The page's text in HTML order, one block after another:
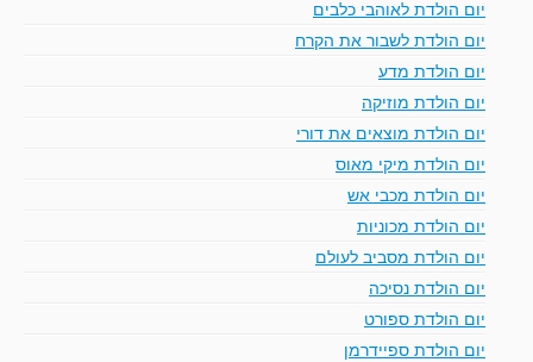
יום הולדת לאוהבי כלבים
יום הולדת לשבור את הקרח
יום הולדת מדע
יום הולדת מוזיקה
יום הולדת מוצאים את דורי
יום הולדת מיקי מאוס
יום הולדת מכבי אש
יום הולדת מכוניות
יום הולדת מסביב לעולם
יום הולדת נסיכה
יום הולדת ספורט
יום הולדת ספיידרמן